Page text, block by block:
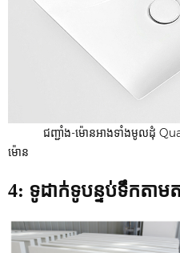
ជញ្ជាំង-ម៉ោនអាងទាំងមូលដុំ
ម៉ោន
4: ទូដាក់ទូបន្ទប់ទឹកតាមត